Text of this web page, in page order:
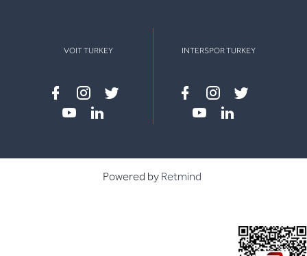
VOIT TURKEY
Facebook
instagram
twitter
INTERSPOR TURKEY
Facebook
instagram
twitter
Powered by Retmind